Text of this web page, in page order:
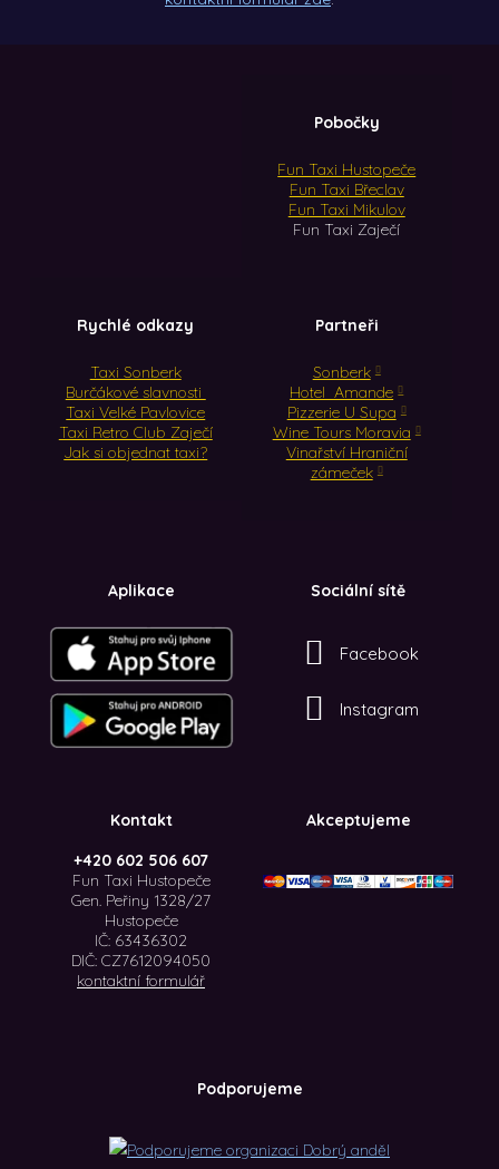
Pobočky
Fun Taxi Hustopeče
Fun Taxi Břeclav
Fun Taxi Mikulov
Fun Taxi Zaječí
Rychlé odkazy
Taxi Sonberk
Burčákové slavnosti
Taxi Velké Pavlovice
Taxi Retro Club Zaječí
Jak si objednat taxi?
Partneři
Sonberk
Hotel Amande
Pizzerie U Supa
Wine Tours Moravia
Vinařství Hraniční
zámeček
Aplikace Sociální sítě
Facebook
Instagram
Kontakt
+420 602 506 607
Fun Taxi Hustopeče
Gen. Peřiny 1328/27
Hustopeče
IČ: 63436302
DIČ: CZ7612094050
kontaktní formulář
Akceptujeme
Podporujeme